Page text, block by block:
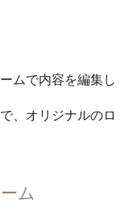
ムで内容を編集し
、オリジナルのロ
ム